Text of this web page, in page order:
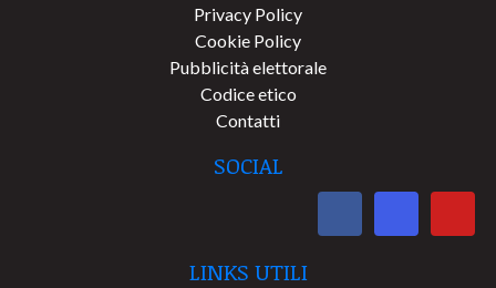
Privacy Policy
Cookie Policy
Pubblicità elettorale
Codice etico
Contatti
SOCIAL
LINKS UTILI